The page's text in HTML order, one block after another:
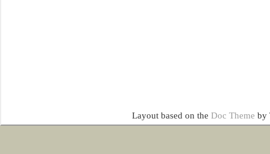
Layout based on the Doc Theme by